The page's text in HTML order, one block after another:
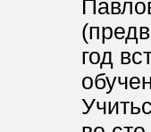
год